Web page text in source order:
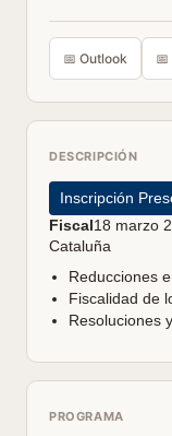
📅 Outlook
DESCRIPCIÓN
Inscripción
Fiscal18 marzo
Cataluña
Reducciones
Fiscalidad de
Resoluciones
PROGRAMA